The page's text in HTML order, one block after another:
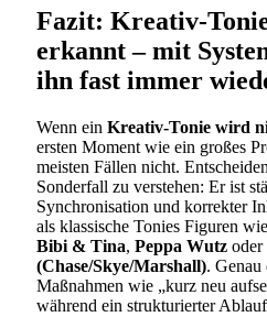
Fazit: Kreativ-
erkannt – mit
ihn fast immer
Wenn ein Kreativ-Tonie wird
ersten Moment wie ein großes
meisten Fällen nicht.
Sonderfall zu verstehen: Er ist
Synchronisation und korrekter
als klassische Tonies Figuren wie
Bibi & Tina, Peppa Wutz oder
(Chase/Skye/Marshall). Genau
Maßnahmen wie „kurz neu
während ein strukturierter